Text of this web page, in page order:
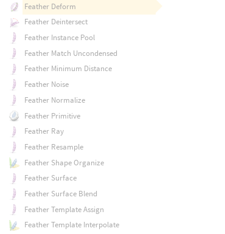
Feather Deform
Feather Deintersect
Feather Instance Pool
Feather Match Uncondensed
Feather Minimum Distance
Feather Noise
Feather Normalize
Feather Primitive
Feather Ray
Feather Resample
Feather Shape Organize
Feather Surface
Feather Surface Blend
Feather Template Assign
Feather Template Interpolate